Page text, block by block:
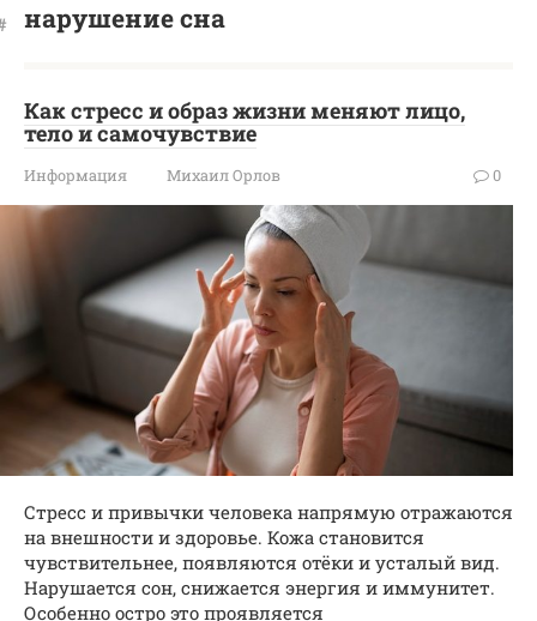
нарушение сна
Как стресс и образ жизни меняют лицо,
тело и самочувствие
Информация Михаил Орлов 0
Стресс и привычки человека напрямую отражаются
на внешности и здоровье. Кожа становится
чувствительнее, появляются отёки и усталый вид.
Нарушается сон, снижается энергия и иммунитет.
Особенно остро это проявляется